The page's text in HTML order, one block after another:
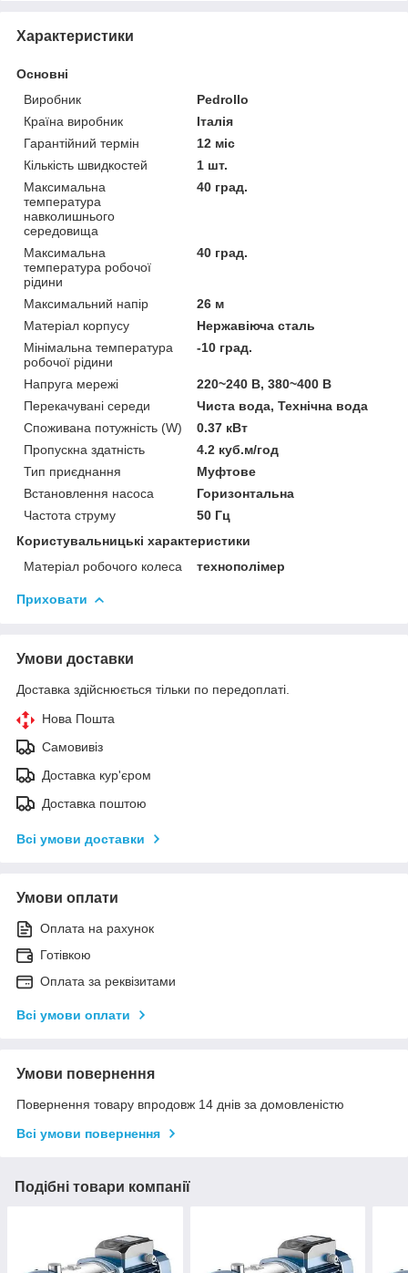
Характеристики
Основні
Виробник
Pedrollo
Країна виробник
Італія
Гарантійний термін
12 міс
Кількість швидкостей
1 шт.
Максимальна
температура
навколишнього
середовища
40 град.
Максимальна
температура робочої
рідини
40 град.
Максимальний напір
26 м
Матеріал корпусу
Нержавіюча сталь
Мінімальна температура
робочої рідини
-10 град.
Напруга мережі
220~240 В, 380~400 В
Перекачувані середи
Чиста вода, Технічна вода
Споживана потужність (W)
0.37 кВт
Пропускна здатність
4.2 куб.м/год
Тип приєднання
Муфтове
Встановлення насоса
Горизонтальна
Частота струму
50 Гц
Користувальницькі характеристики
Матеріал робочого колеса
технополімер
Приховати
Умови доставки
Доставка здійснюється тільки по передоплаті.
Нова Пошта
Самовивіз
Доставка кур'єром
Доставка поштою
Всі умови доставки
Умови оплати
Оплата на рахунок
Готівкою
Оплата за реквізитами
Всі умови оплати
Умови повернення
Повернення товару впродовж 14 днів за домовленістю
Всі умови повернення
Подібні товари компанії